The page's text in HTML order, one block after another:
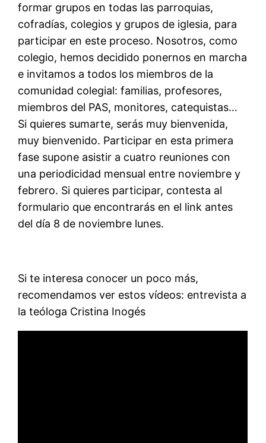
formar grupos en todas las parroquias,
cofradías, colegios y grupos de iglesia, para
participar en este proceso. Nosotros, como
colegio, hemos decidido ponernos en marcha
e invitamos a todos los miembros de la
comunidad colegial: familias, profesores,
miembros del PAS, monitores, catequistas…
Si quieres sumarte, serás muy bienvenida,
muy bienvenido. Participar en esta primera
fase supone asistir a cuatro reuniones con
una periodicidad mensual entre noviembre y
febrero. Si quieres participar, contesta al
formulario que encontrarás en el link antes
del día 8 de noviembre lunes.
Si te interesa conocer un poco más,
recomendamos ver estos vídeos: entrevista a
la teóloga Cristina Inogés